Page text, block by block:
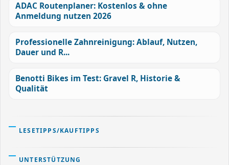
ADAC Routenplaner: Kostenlos & ohne
Anmeldung nutzen 2026
Professionelle Zahnreinigung: Ablauf, Nutzen,
Dauer und R...
Benotti Bikes im Test: Gravel R, Historie &
Qualität
LESETIPPS/KAUFTIPPS
UNTERSTÜTZUNG